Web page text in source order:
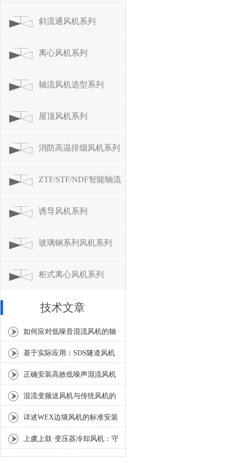
斜流通风机系列
离心风机系列
轴流风机选型系列
屋顶风机系列
消防高温排烟风机系列
ZTF/STF/NDF智能轴流
风机
诱导风机系列
玻璃钢系列风机系列
柜式离心风机系列
技术文章
如何应对低噪音混流风机的轴
承温度异常升高？
基于实际应用：SDS隧道风机
常见问题诊断与解决策略
正确安装高效低噪声混流风机
是确保风量和噪声指标的关键
混流变频送风机与传统风机的
区别分析
详述WEX边墙风机的标准安装
流程与方法
上虞上鼓·变压器冷却风机：守
护电力设备稳定运行的散热利